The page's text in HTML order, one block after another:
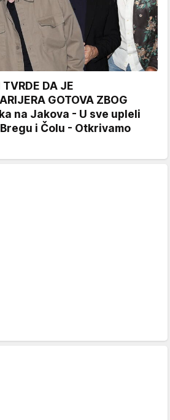
DA JE
GOTOVA ZBOG
na Jakova - U sve upleli
i Čolu - Otkrivamo